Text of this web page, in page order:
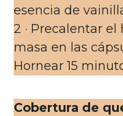
esencia de
2 · Precalentar el
masa en las
Hornear 15
Cobertura de